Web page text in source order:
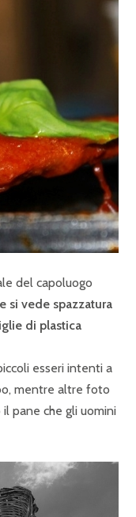
del capoluogo
si vede spazzatura
di plastica
esseri intenti a
mentre altre foto
pane che gli uomini